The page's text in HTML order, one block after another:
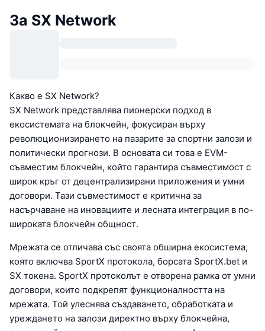
За SX Network
Какво е SX Network?
SX Network представлява пионерски подход в
екосистемата на блокчейн, фокусиран върху
революционизирането на пазарите за спортни залози и
политически прогнози. В основата си това е EVM-
съвместим блокчейн, който гарантира съвместимост с
широк кръг от децентрализирани приложения и умни
договори. Тази съвместимост е критична за
насърчаване на иновациите и лесната интеграция в по-
широката блокчейн общност.
Мрежата се отличава със своята обширна екосистема,
която включва SportX протокола, борсата SportX.bet и
SX токена. SportX протоколът е отворена рамка от умни
договори, които подкрепят функционалността на
мрежата. Той улеснява създаването, обработката и
уреждането на залози директно върху блокчейна,